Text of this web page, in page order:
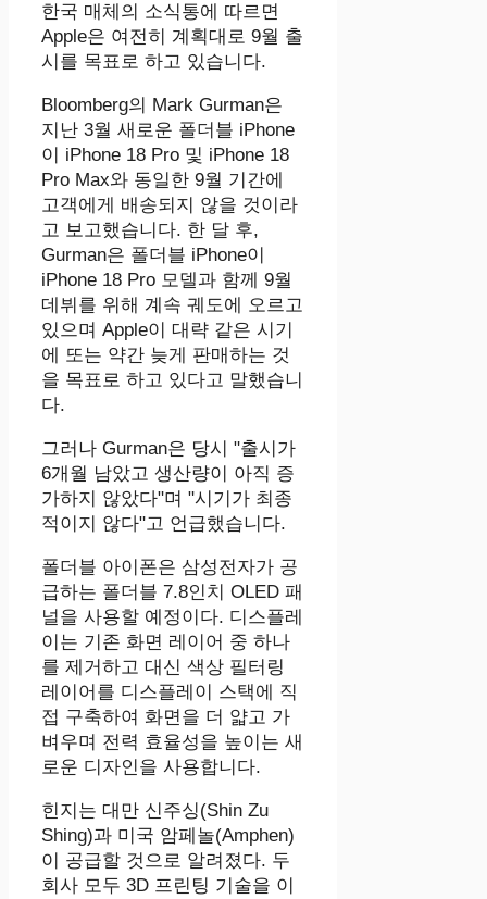
한국 매체의 소식통에 따르면
Apple은 여전히 ​​계획대로 9월 출
시를 목표로 하고 있습니다.
Bloomberg의 Mark Gurman은
지난 3월 새로운 폴더블 iPhone
이 iPhone 18 Pro 및 ‌iPhone 18
Pro‌ Max와 동일한 9월 기간에
고객에게 배송되지 않을 것이라
고 보고했습니다. 한 달 후,
Gurman은 폴더블 iPhone이
iPhone 18 Pro 모델과 함께 9월
데뷔를 위해 계속 궤도에 오르고
있으며 Apple이 대략 같은 시기
에 또는 약간 늦게 판매하는 것
을 목표로 하고 있다고 말했습니
다.
그러나 Gurman은 당시 "출시가
6개월 남았고 생산량이 아직 증
가하지 않았다"며 "시기가 최종
적이지 않다"고 언급했습니다.
폴더블 아이폰은 삼성전자가 공
급하는 폴더블 7.8인치 OLED 패
널을 사용할 예정이다. 디스플레
이는 기존 화면 레이어 중 하나
를 제거하고 대신 색상 필터링
레이어를 디스플레이 스택에 직
접 구축하여 화면을 더 얇고 가
벼우며 전력 효율성을 높이는 새
로운 디자인을 사용합니다.
힌지는 대만 신주싱(Shin Zu
Shing)과 미국 암페놀(Amphen)
이 공급할 것으로 알려졌다. 두
회사 모두 3D 프린팅 기술을 이